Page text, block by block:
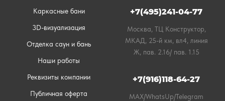
Каркасные бани
3D-визуализация
Отделка саун и бань
Наши работы
Реквизиты компании
Публичная оферта
+7(495)241-04-77
Москва, ТЦ Конструктор,
МКАД, 25-й км, вл4, линия
Ж, пав. 2.16/ пав. 1.15
+7(916)118-64-27
MAX/WhatsUp/Telegram